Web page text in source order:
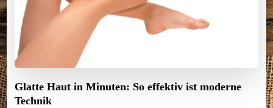
Glatte Haut in Minuten: So effektiv ist moderne
Technik